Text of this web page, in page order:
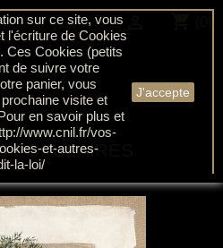
POPULAIRES
sur ce site, vous
l'écriture de Cookies
Ces Cookies (petits
de suivre votre
panier, vous
visite et
en savoir plus et
www.cnil.fr/vos-
et-autres-
la-loi/
J'accepte